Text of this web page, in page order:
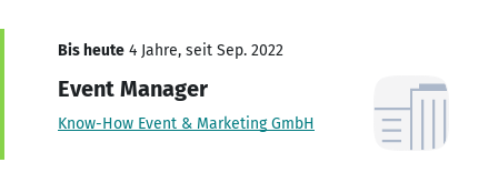
Bis heute 4 Jahre, seit Sep. 2022
Event Manager
Know-How Event & Marketing GmbH